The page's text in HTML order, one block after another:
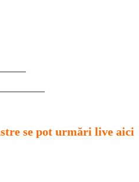
se pot urmări live aici